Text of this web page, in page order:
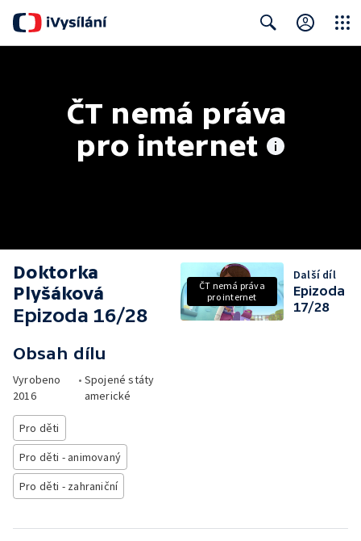
ČT nemá práva
pro internet
Doktorka
Plyšáková
Epizoda 16/28
Obsah dílu
Vyrobeno
2016
• Spojené státy
americké
Pro děti
Pro děti - animovaný
Pro děti - zahraniční
ČT nemá práva
pro internet
Další díl
Epizoda
17/28